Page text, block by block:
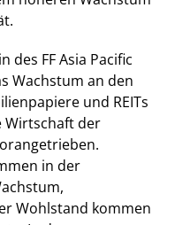
des FF Asia Pacific
Wachstum an den
und REITs
Wirtschaft der
in der
Wohlstand kommen